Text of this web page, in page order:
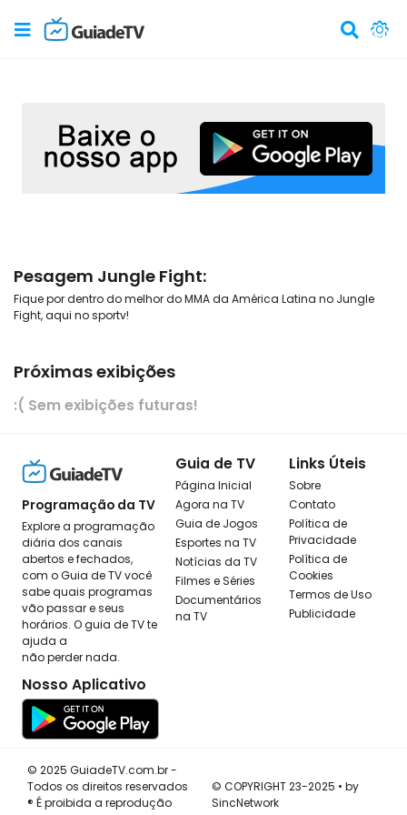
Pesagem Jungle Fight:
Fique por dentro do melhor do MMA da América Latina no Jungle
Fight, aqui no sportv!
Próximas exibições
:( Sem exibições futuras!
Programação da TV
Explore a programação
diária dos canais
abertos e fechados,
com o Guia de TV você
sabe quais programas
vão passar e seus
horários. O guia de TV te
ajuda a
não perder nada.
Nosso Aplicativo
Guia de TV
Página Inicial
Agora na TV
Guia de Jogos
Esportes na TV
Notícias da TV
Filmes e Séries
Documentários
na TV
Links Úteis
Sobre
Contato
Política de
Privacidade
Política de
Cookies
Termos de Uso
Publicidade
© 2025 GuiadeTV.com.br -
Todos os direitos reservados
® É proibida a reprodução
© COPYRIGHT 23-2025 • by
SincNetwork